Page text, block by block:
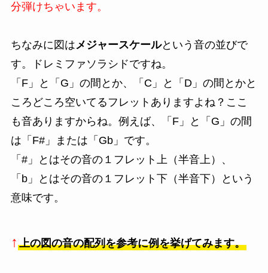
分弾けちゃいます。
ちなみに図はメジャースケールという音の並びで
す。ドレミファソラシドですね。
「F」と「G」の間とか、「C」と「D」の間とかと
ころどころ空いてるフレットありますよね？ここ
も音ありますからね。例えば、「F」と「G」の間
は「F#」または「Gb」です。
「#」とはその音の１フレット上（半音上）、
「b」とはその音の１フレット下（半音下）という
意味です。
↑ 上の図の音の配列を参考に例を挙げてみます。